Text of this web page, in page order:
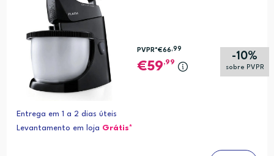
-10%
sobre PVPR
PVPR*€66,99
59,99
Entrega em 1 a 2 dias úteis
Levantamento em loja Grátis*